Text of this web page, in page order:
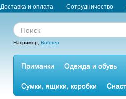
Доставка и оплата Сотрудничество
Например, Воблер
Приманки Одежда и обувь
Сумки, ящики, коробки